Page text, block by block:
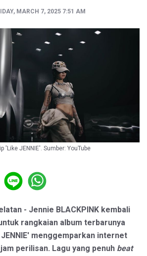
MARCH 7, 2025 7:51 AM
'Like JENNIE'. Sumber: YouTube
- Jennie BLACKPINK kembali
rangkaian album terbarunya
menggemparkan internet
perilisan. Lagu yang penuh beat